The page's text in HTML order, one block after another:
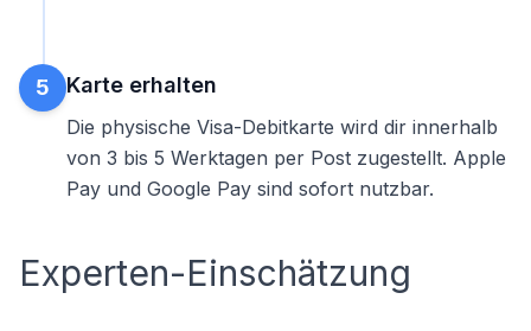
5 Karte erhalten
Die physische Visa-Debitkarte wird dir innerhalb
von 3 bis 5 Werktagen per Post zugestellt. Apple
Pay und Google Pay sind sofort nutzbar.
Experten-Einschätzung